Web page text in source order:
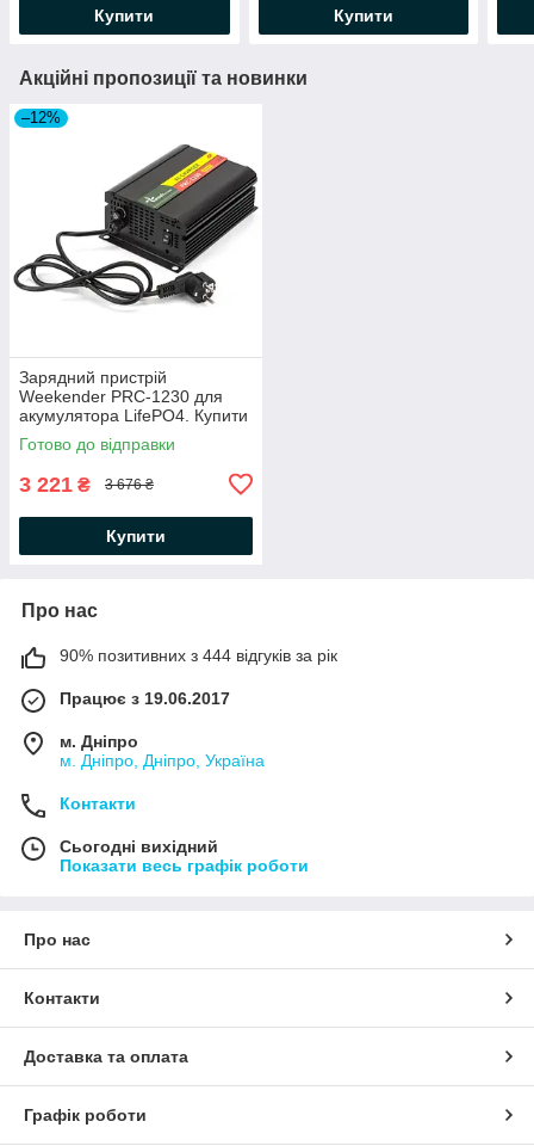
Купити Купити
Акційні пропозиції та новинки
–12%
Зарядний пристрій
Weekender PRC-1230 для
акумулятора LifePO4. Купити
зарядку для літій-залізо
фосфатного акумулятора
Готово до відправки
3 221 ₴ 3 676 ₴
Купити
Про нас
90% позитивних з 444 відгуків за рік
Працює з 19.06.2017
м. Дніпро
м. Дніпро, Дніпро, Україна
Контакти
Сьогодні вихідний
Показати весь графік роботи
Про нас
Контакти
Доставка та оплата
Графік роботи